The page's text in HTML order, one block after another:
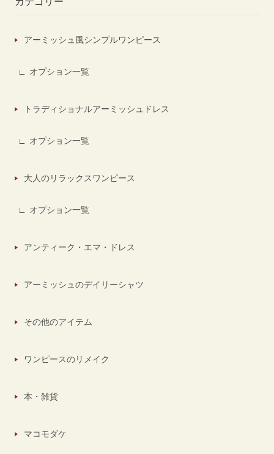
アーミッシュ風シンプルワンピース
オプション一覧
トラディショナルアーミッシュドレス
オプション一覧
大人のリラックスワンピース
オプション一覧
アンティーク・エマ・ドレス
アーミッシュのデイリーシャツ
その他のアイテム
ワンピースのリメイク
本・雑貨
マコモダケ